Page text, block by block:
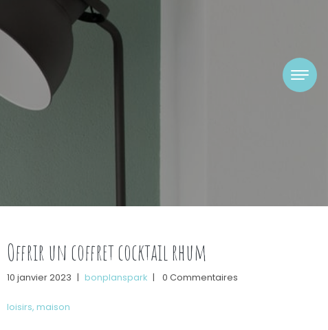
Offrir un coffret cocktail rhum
10 janvier 2023 | bonplanspark | 0 Commentaires
loisirs, maison